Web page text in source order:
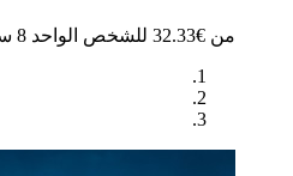
من €32.33 للشخص الواحد 8 ساعات